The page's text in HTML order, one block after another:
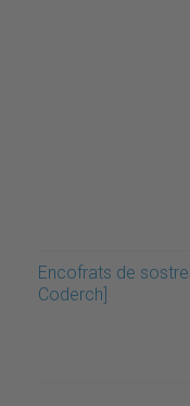
Encofrats de
Coderch]